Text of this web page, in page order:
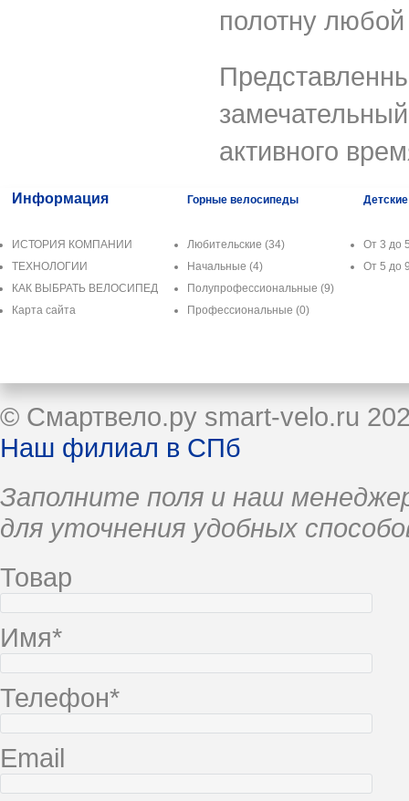
полотну
активного
Информация
ИСТОРИЯ КОМПАНИИ
ТЕХНОЛОГИИ
КАК ВЫБРАТЬ ВЕЛОСИПЕД
Карта сайта
Горные велосипеды
Любительские (34)
Начальные (4)
Полупрофессиональные (9)
Профессиональные (0)
От 3 до
От 5 до
© Смартвело.ру smart-velo.ru
Наш филиал в СПб
Заполните поля и наш
для уточнения удобных
Товар
Имя*
Телефон*
Email